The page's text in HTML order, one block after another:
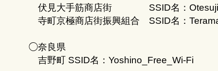
伏見大手筋商店街 SSID名：
寺町京極商店街振興組合 SSID名：
◯奈良県
吉野町 SSID名：Yoshino_Free_Wi-Fi